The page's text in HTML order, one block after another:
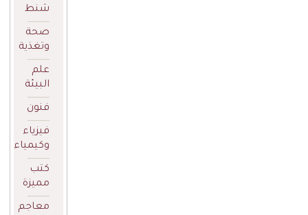
وتغذية
وكيمياء
معاجم